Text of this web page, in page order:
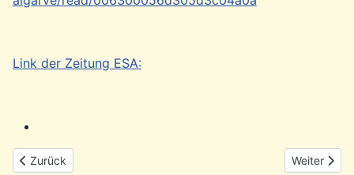
Link der Zeitung ESA:
Vorheriger Beitrag: Deutscher Verein Lissabon (DVL) - PHG
Zurück Nächster
Weiter